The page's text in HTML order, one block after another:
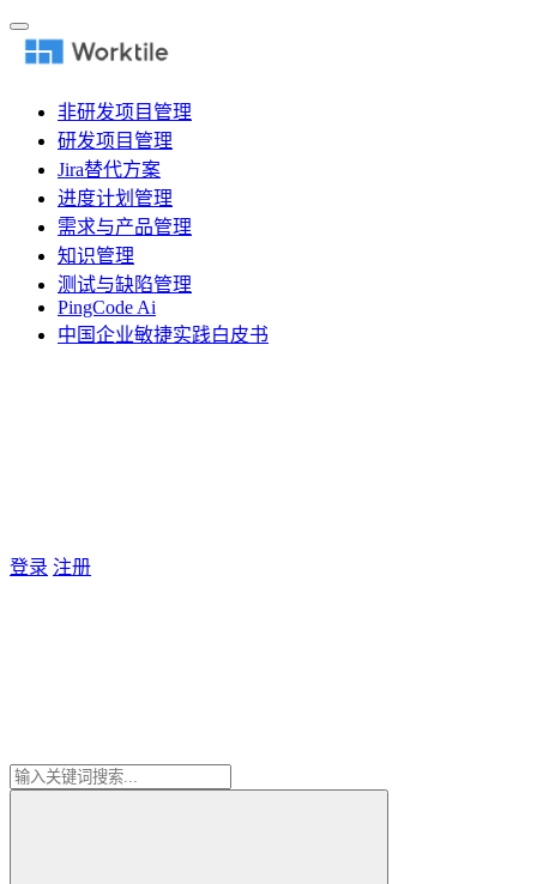
非研发项目管理
研发项目管理
Jira替代方案
进度计划管理
需求与产品管理
知识管理
测试与缺陷管理
PingCode Ai
中国企业敏捷实践白皮书
登录 注册